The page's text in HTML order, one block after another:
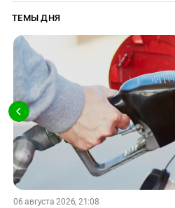
ТЕМЫ ДНЯ
06 августа 2026, 21:08